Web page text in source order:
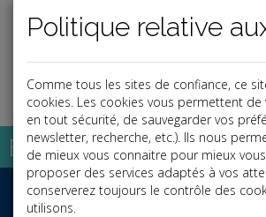
Base documentaire
Comme tous les sites de confiance, ce
cookies. Les cookies vous permettent de
en tout sécurité, de sauvegarder vos
newsletter, recherche, etc.). Ils nous
de mieux vous connaitre pour mieux
proposer des services adaptés à vos
conserverez toujours le contrôle des
utilisons.